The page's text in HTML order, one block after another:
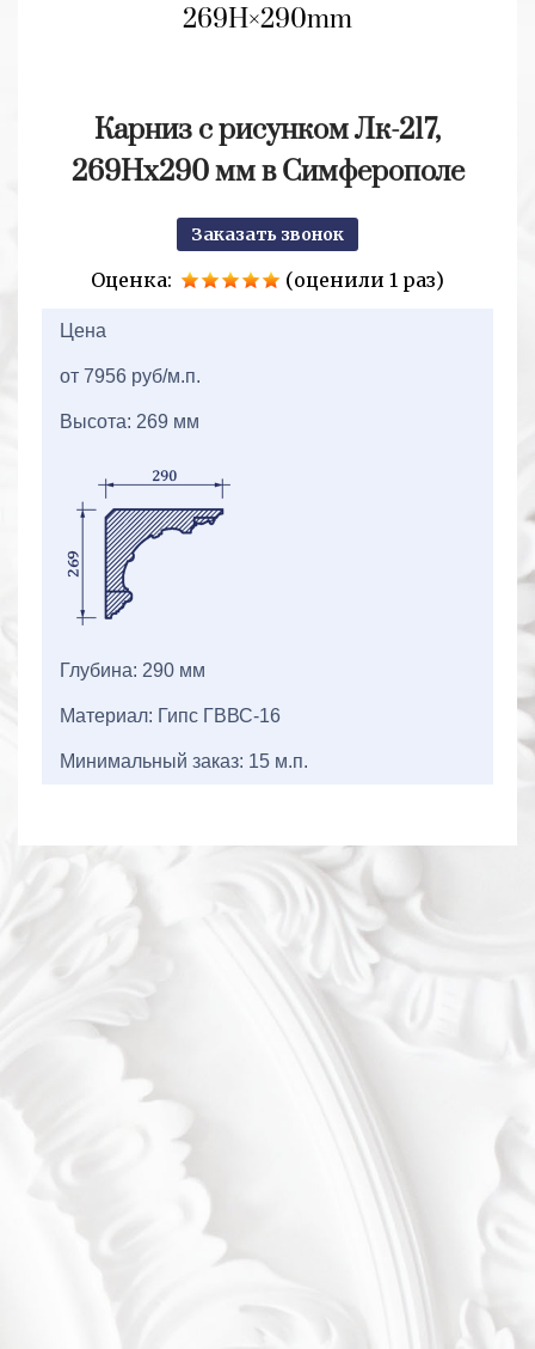
269H 290mm
Карниз с рисунком Лк-217,
269Hх290 мм в Симферополе
Заказать звонок
Оценка:
(оценили 1 раз)
Цена
от 7956 руб/м.п.
Высота: 269 мм
Глубина: 290 мм
Материал: Гипс ГВВС-16
Минимальный заказ: 15 м.п.